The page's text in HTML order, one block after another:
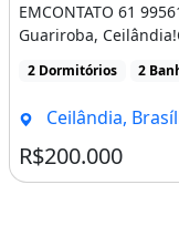
EMCONTATO 61
Guariroba,
2 Dormitórios 2
Ceilândia,
R$200.000